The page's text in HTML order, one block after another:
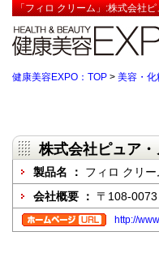
「フィロ クリーム」:株式会社
健康美容EXPO：TOP > 美容・化
株式会社ピュア
製品名 ： フィロ クリー
会社概要 ： 〒108-
http://